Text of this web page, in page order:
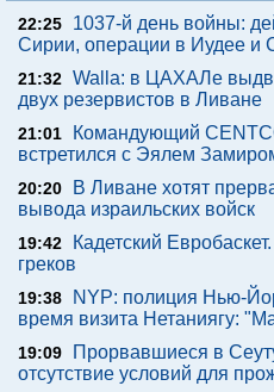
22:25
1037-й день войны:
Сирии, операции в Иудее и
21:32 Walla: в ЦАХАЛе
двух резервистов в Ливане
21:01
Командующий
встретился с Эялем
20:20
В Ливане хотят
вывода израильских войск
19:42
Кадетский
греков
19:38
NYP: полиция Нью-
время визита Нетаниягу:
19:09
Прорвавшиеся в
отсутствие условий для